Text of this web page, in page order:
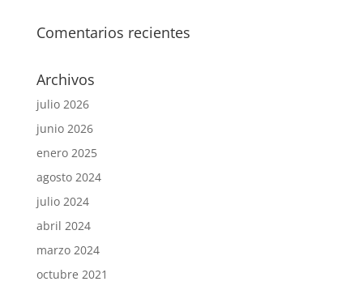
Comentarios recientes
Archivos
julio 2026
junio 2026
enero 2025
agosto 2024
julio 2024
abril 2024
marzo 2024
octubre 2021